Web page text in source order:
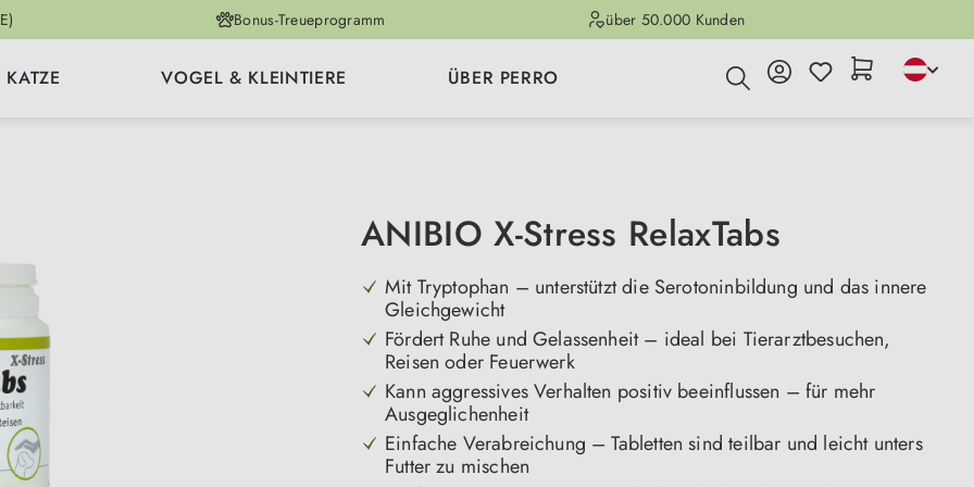
Bonus-Treueprogramm über 50.000 Kunden
KATZE VOGEL & KLEINTIERE ÜBER PERRO
ANIBIO X-Stress RelaxTabs
Mit Tryptophan – unterstützt die Serotoninbildung und das innere
Gleichgewicht
Fördert Ruhe und Gelassenheit – ideal bei Tierarztbesuchen,
Reisen oder Feuerwerk
Kann aggressives Verhalten positiv beeinflussen – für mehr
Ausgeglichenheit
Einfache Verabreichung – Tabletten sind teilbar und leicht unters
Futter zu mischen